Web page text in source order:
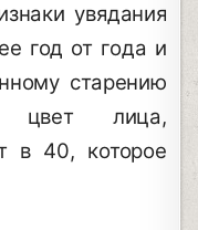
увядания
год от года и
старению
цвет лица,
в 40, которое